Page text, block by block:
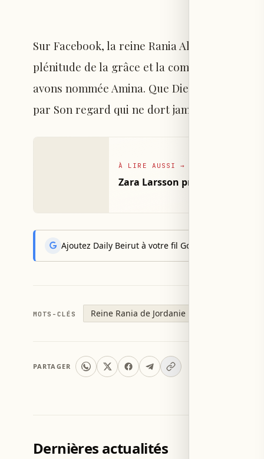
Sur Facebook, la reine Rania Al Abdullah
plénitude de la grâce et la complétude du
avons nommée Amina. Que Dieu illumine
par Son regard qui ne dort jamais… Iman et
À LIRE AUSSI →
Zara Larsson présente sa
Ajoutez Daily Beirut à votre fil Google News pour
MOTS-CLÉS Reine Rania de Jordanie
PARTAGER
Dernières actualités